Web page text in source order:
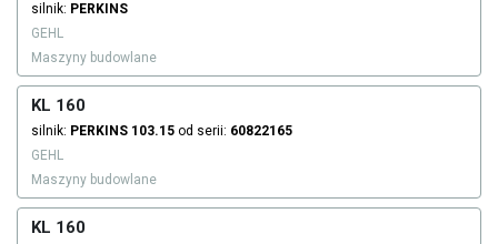
silnik: PERKINS
GEHL
Maszyny budowlane
KL 160
silnik: PERKINS 103.15 od serii: 60822165
GEHL
Maszyny budowlane
KL 160